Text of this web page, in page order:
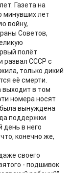
Газета на
минувших лет
войну,
Советов,
полёт
развал СССР с
только дикий
её смерти.
выходит в том
номера носят
вынуждена
поддержки
день в него
конечно же,
своего
- подшивок